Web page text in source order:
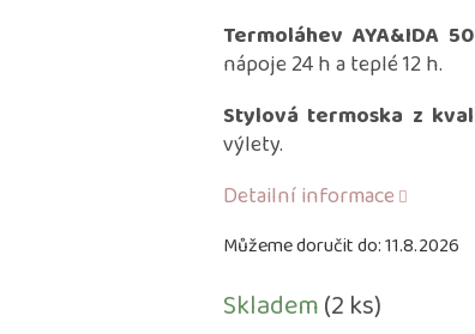
produktu
0,0
5
Skladem(2 ks)
Můžeme doručit do:11.8.2026
Termoláhev AYA&IDA
nápoje 24 h a teplé 12 h.
Stylová termoska z
výlety.
Detailní informace